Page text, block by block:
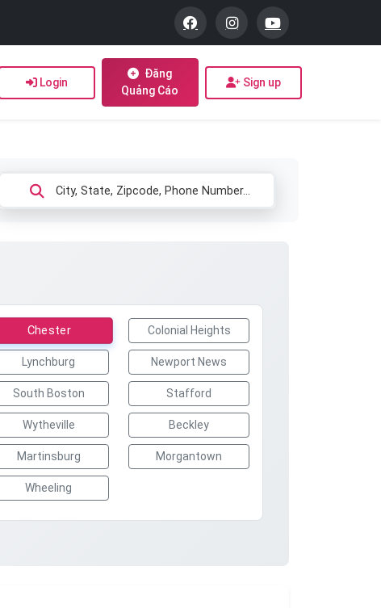
Login
Đăng
Quảng Cáo
Sign up
Chester Colonial Heights
Lynchburg Newport News
South Boston Stafford
Wytheville Beckley
Martinsburg Morgantown
Wheeling